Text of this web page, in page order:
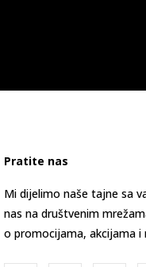
Pratite nas
Mi dijelimo naše tajne sa
nas na društvenim
o promocijama, akcijama i